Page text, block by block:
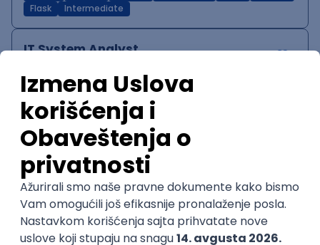
Flask
Intermediate
IT System Analyst
Rad od kuće
15.09.2026.
Jira Confluence Agile
QA Team Lead
Zoftify — Travel Software Development
Rad od kuće
15.09.2026.
iOS Android JSON Jira QA Agile Senior